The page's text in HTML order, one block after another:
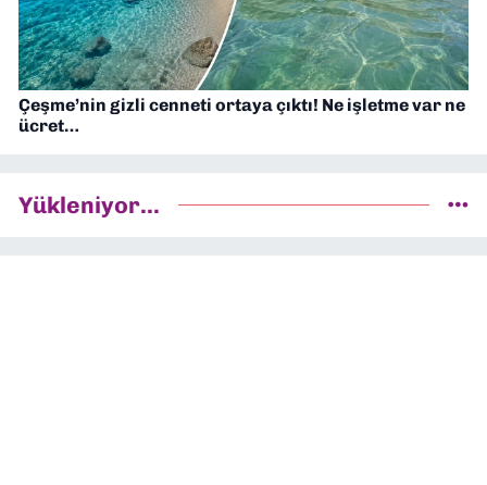
Çeşme’nin gizli cenneti ortaya çıktı! Ne işletme var ne
ücret…
Yükleniyor...